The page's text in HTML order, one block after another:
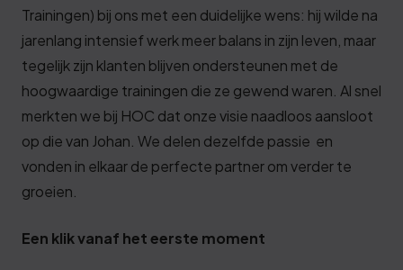
Trainingen) bij ons met een duidelijke wens: hij wilde na
jarenlang intensief werk meer balans in zijn leven, maar
tegelijk zijn klanten blijven ondersteunen met de
hoogwaardige trainingen die ze gewend waren. Al snel
merkten we bij HOC dat onze visie naadloos aansloot
op die van Johan. We delen dezelfde passie en
vonden in elkaar de perfecte partner om verder te
groeien.
Een klik vanaf het eerste moment
Verzend beoordeling